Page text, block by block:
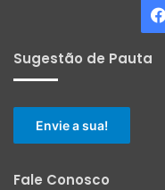
Sugestão de Pauta
Envie a sua!
Fale Conosco